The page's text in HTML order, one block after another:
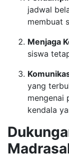
jadwal
membuat
Menjaga
siswa
yang
mengenai
kendala